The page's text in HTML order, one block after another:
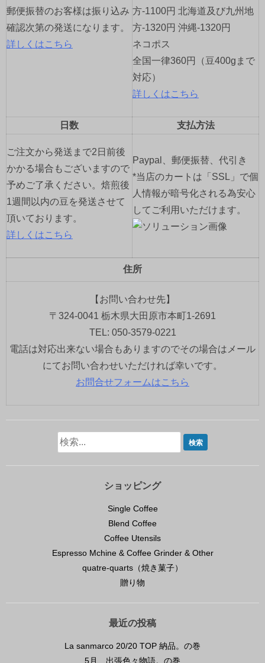
ン
郵便振替のお客様は振り込み
確認次第の発送になります。
詳しくはこちら
方-1100円 北海道及び九州地
方-1320円 沖縄-1320円
ネコポス
全国一律360円（豆400gまで
対応）
詳しくはこちら
日数 支払方法
ご注文から発送まで2日前後
かかる場合もございますので
予めご了承ください。焙煎後
1週間以内の豆を発送させて
頂いております。
詳しくはこちら
Paypal、郵便振替、代引き
*当店のカートは「SSL」で個
人情報が暗号化される為安心
してご利用いただけます。
住所
【お問い合わせ先】
〒324-0041 栃木県大田原市本町1-2691
TEL: 050-3579-0221
電話は対応出来ない場合もありますのでその場合はメール
にてお問い合わせいただければ幸いです。
お問合せフォームはこちら
ショッピング
Single Coffee
Blend Coffee
Coffee Utensils
Espresso Mchine & Coffee Grinder & Other
quatre-quarts（焼き菓子）
贈り物
最近の投稿
La sanmarco 20/20 TOP 納品。の巻
5月、出張色々物語。の巻